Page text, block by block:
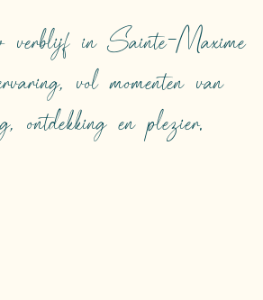
verblijf in Sainte-Maxime
vol momenten van
ontdekking en plezier.